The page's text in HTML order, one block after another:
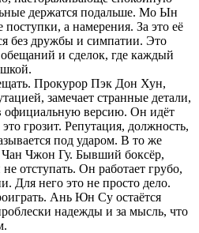
держатся подальше. Мо Ын
поступки, а намерения. За это её
без дружбы и симпатии. Это
и сделок, где каждый
Прокурор Пэк Дон Хун,
замечает странные детали,
официальную версию. Он идёт
грозит. Репутация, должность,
под ударом. В то же
Чжон Гу. Бывший боксёр,
отступать. Он работает грубо,
Для него это не просто дело.
Ань Юн Су остаётся
надежды и за мысль, что